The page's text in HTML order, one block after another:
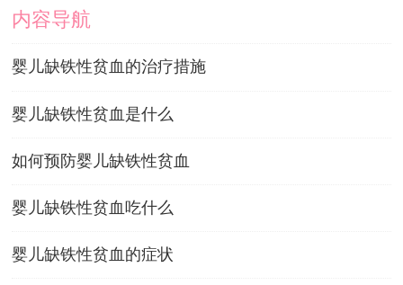
内容导航
婴儿缺铁性贫血的治疗措施
婴儿缺铁性贫血是什么
如何预防婴儿缺铁性贫血
婴儿缺铁性贫血吃什么
婴儿缺铁性贫血的症状